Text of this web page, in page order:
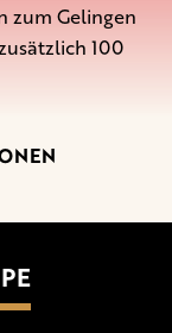
zum Gelingen
100